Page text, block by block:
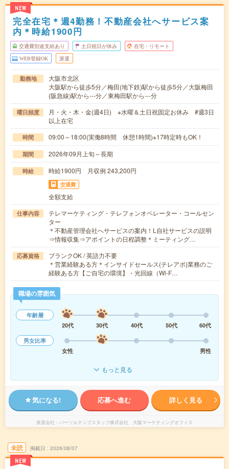
NEW
完全在宅＊週4勤務！不動産会社へサービス案
内＊時給1900円
交通費別途支給あり 土日祝日が休み 在宅・リモート
WEB登録OK 派遣
勤務地
大阪市北区
大阪駅から徒歩5分／梅田(地下鉄)駅から徒歩5分／大阪梅田
(阪急線)駅から---分／東梅田駅から---分
曜日頻度
月・火・木・金(週4日) ※水曜＆土日祝固定お休み #週3日
以上在宅
時間 09:00～18:00(実働8時間 休憩1時間)※17時定時もOK！
期間 2026年09月上旬～長期
時給 時給1900円 月収例 243,200円
交通費
全額支給
仕事内容
テレマーケティング・テレフォンオペレーター・コールセン
ター
＊不動産管理会社へサービスの案内！L自社サービスの説明
⇒情報収集⇒アポイントの日程調整＊ミーティング…
応募資格
ブランクOK / 英語力不要
＊営業経験ある方＊インサイドセールス(テレアポ)業務のご
経験ある方【ご自宅の環境】・光回線（Wi-F…
職場の雰囲気
年齢層
20代
30代 40代 50代
60代
男女比率
女性
男性
もっと見る
気になる! 応募へ進む 詳しく見る
派遣会社 パーソルテンプスタッフ株式会社 大阪マーケティングオフィス
未読
NEW
掲載日 2026/08/07